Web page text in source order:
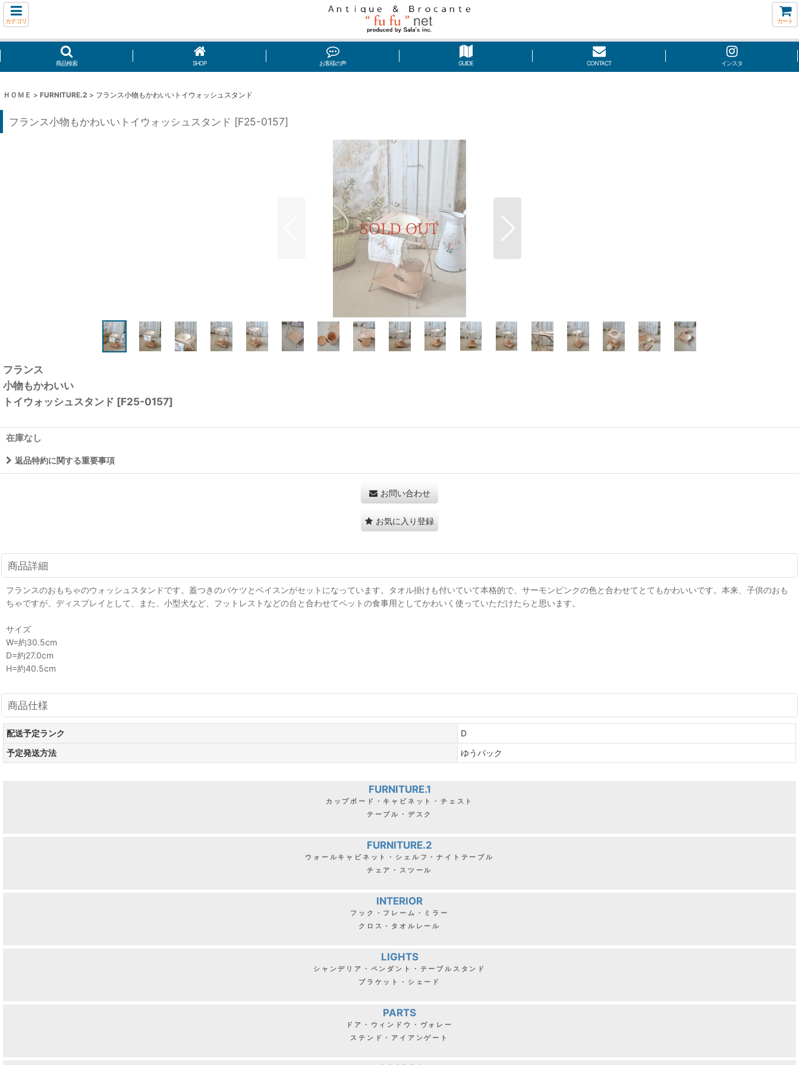
カテゴリ カート
商品検索 SHOP お客様の声 GUIDE CONTACT インスタ
ＨＯＭＥ > FURNITURE.2 > フランス小物もかわいいトイウォッシュスタンド
フランス小物もかわいいトイウォッシュスタンド [F25-0157]
フランス
小物もかわいい
トイウォッシュスタンド [F25-0157]
在庫なし
返品特約に関する重要事項
お問い合わせ
お気に入り登録
商品詳細
フランスのおもちゃのウォッシュスタンドです。蓋つきのバケツとベイスンがセットになっています。タオル掛けも付いていて本格的で、サーモンピンクの色と合わせてとてもかわいいです。本来、子供のおも
ちゃですが、ディスプレイとして、また、小型犬など、フットレストなどの台と合わせてペットの食事用としてかわいく使っていただけたらと思います。
サイズ
W=約30.5cm
D=約27.0cm
H=約40.5cm
商品仕様
配送予定ランク
D
予定発送方法
ゆうパック
FURNITURE.1
カップボード・キャビネット・チェスト
テーブル・デスク
FURNITURE.2
ウォールキャビネット・シェルフ・ナイトテーブル
チェア・スツール
INTERIOR
フック・フレーム・ミラー
クロス・タオルレール
LIGHTS
シャンデリア・ペンダント・テーブルスタンド
ブラケット・シェード
PARTS
ドア・ウィンドウ・ヴォレー
ステンド・アイアンゲート